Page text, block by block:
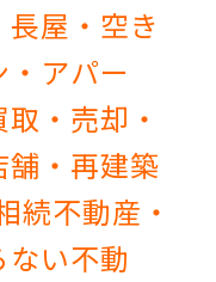
長屋・空き
アパー
・売却・
・再建築
続不動産・
い不動